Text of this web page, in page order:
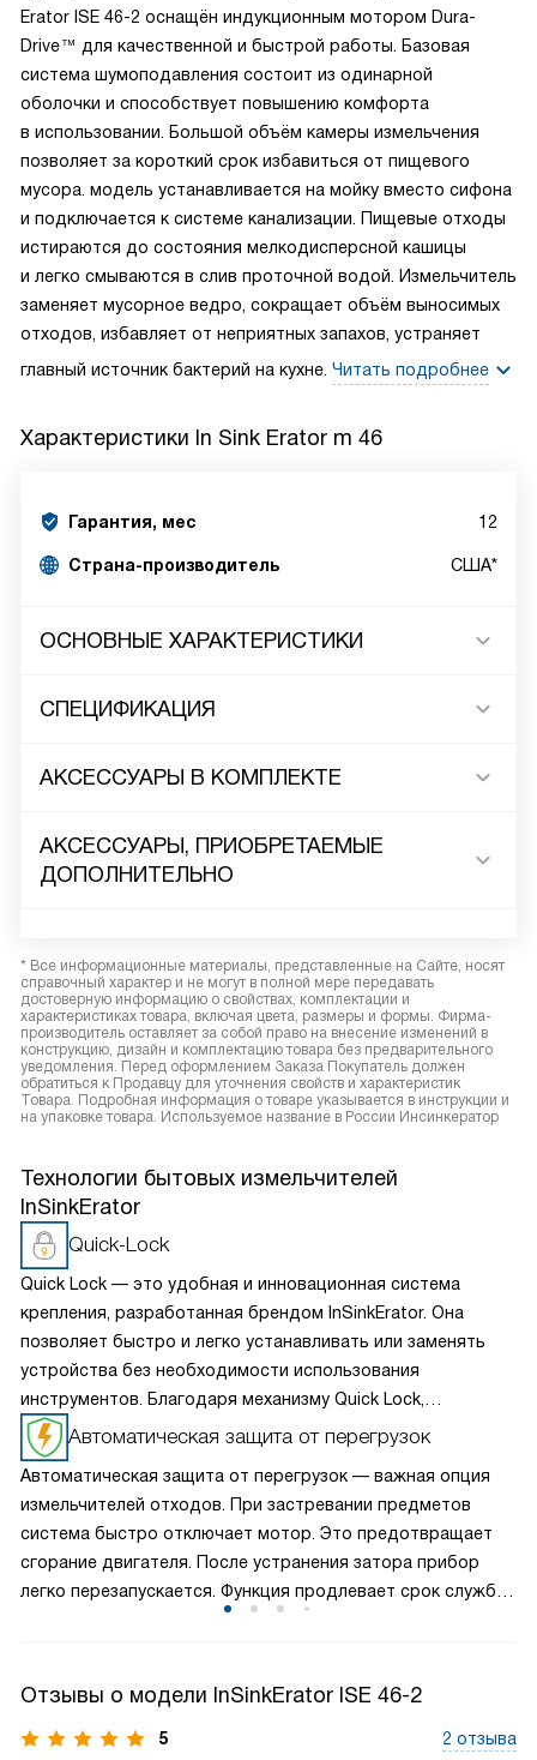
Erator ISE 46-2 оснащён индукционным мотором Dura-
Drive™ для качественной и быстрой работы. Базовая
система шумоподавления состоит из одинарной
оболочки и способствует повышению комфорта
в использовании. Большой объём камеры измельчения
позволяет за короткий срок избавиться от пищевого
мусора. модель устанавливается на мойку вместо сифона
и подключается к системе канализации. Пищевые отходы
истираются до состояния мелкодисперсной кашицы
и легко смываются в слив проточной водой. Измельчитель
заменяет мусорное ведро, сокращает объём выносимых
отходов, избавляет от неприятных запахов, устраняет
главный источник бактерий на кухне. Читать подробнее
Характеристики In Sink Erator m 46
Гарантия, мес 12
Страна-производитель США*
ОСНОВНЫЕ ХАРАКТЕРИСТИКИ
СПЕЦИФИКАЦИЯ
АКСЕССУАРЫ В КОМПЛЕКТЕ
АКСЕССУАРЫ, ПРИОБРЕТАЕМЫЕ
ДОПОЛНИТЕЛЬНО
* Все информационные материалы, представленные на Сайте, носят
справочный характер и не могут в полной мере передавать
достоверную информацию о свойствах, комплектации и
характеристиках товара, включая цвета, размеры и формы. Фирма-
производитель оставляет за собой право на внесение изменений в
конструкцию, дизайн и комплектацию товара без предварительного
уведомления. Перед оформлением Заказа Покупатель должен
обратиться к Продавцу для уточнения свойств и характеристик
Товара. Подробная информация о товаре указывается в инструкции и
на упаковке товара. Используемое название в России Инсинкератор
Технологии бытовых измельчителей
InSinkErator
Quick-Lock
Quick Lock — это удобная и инновационная система
крепления, разработанная брендом InSinkErator. Она
позволяет быстро и легко устанавливать или заменять
устройства без необходимости использования
инструментов. Благодаря механизму Quick Lock,
пользователи могут самостоятельно выполнять
установку или замену мусоропровода всего за несколько
минут, экономя время и упрощая процесс обслуживания.
Кроме того, этот механизм обеспечивает прочное
и надежное крепление мусоропровода, предотвращая
протечки и обеспечивая долгосрочную
работоспособность системы утилизации пищевых
Автоматическая защита от перегрузок
Автоматическая защита от перегрузок — важная опция
измельчителей отходов. При застревании предметов
система быстро отключает мотор. Это предотвращает
сгорание двигателя. После устранения затора прибор
легко перезапускается. Функция продлевает срок службы,
вы обеспечиваете стабильную работу кухни.
Долговечность гарантирована при активном
Отзывы о модели InSinkErator ISE 46-2
5 2 отзыва